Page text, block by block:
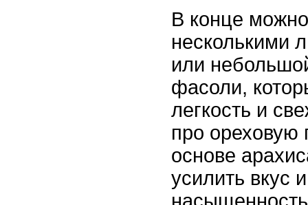
В конце
несколькими
или
фасоли,
легкость и
про ореховую
основе
усилить вкус